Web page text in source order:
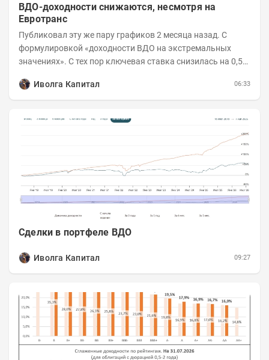
ВДО-доходности снижаются, несмотря на
Евротранс
Публиковал эту же пару графиков 2 месяца назад. С
формулировкой «доходности ВДО на экстремальных
значениях». С тех пор ключевая ставка снизилась на 0,5
Иволга Капитал
06:33
Сделки в портфеле ВДО
Иволга Капитал 09:27